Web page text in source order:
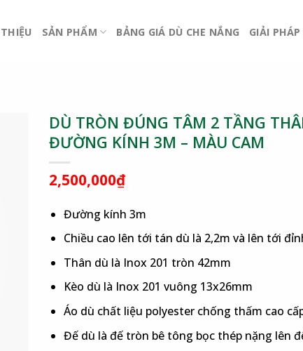
SẢN PHẨM BẢNG GIÁ DÙ CHE NẮNG GIẢI
DÙ TRÒN ĐÚNG TÂM 2 TẦNG
ĐƯỜNG KÍNH 3M – MÀU CAM
2,500,000₫
Đường kính 3m
Chiều cao lên tới tán dù là 2,2m và lên tới
Thân dù là Inox 201 tròn 42mm
Kèo dù là Inox 201 vuông 13x26mm
Áo dù chất liệu polyester chống thấm cao
Đế dù là đế tròn bê tông bọc thép nặng lên